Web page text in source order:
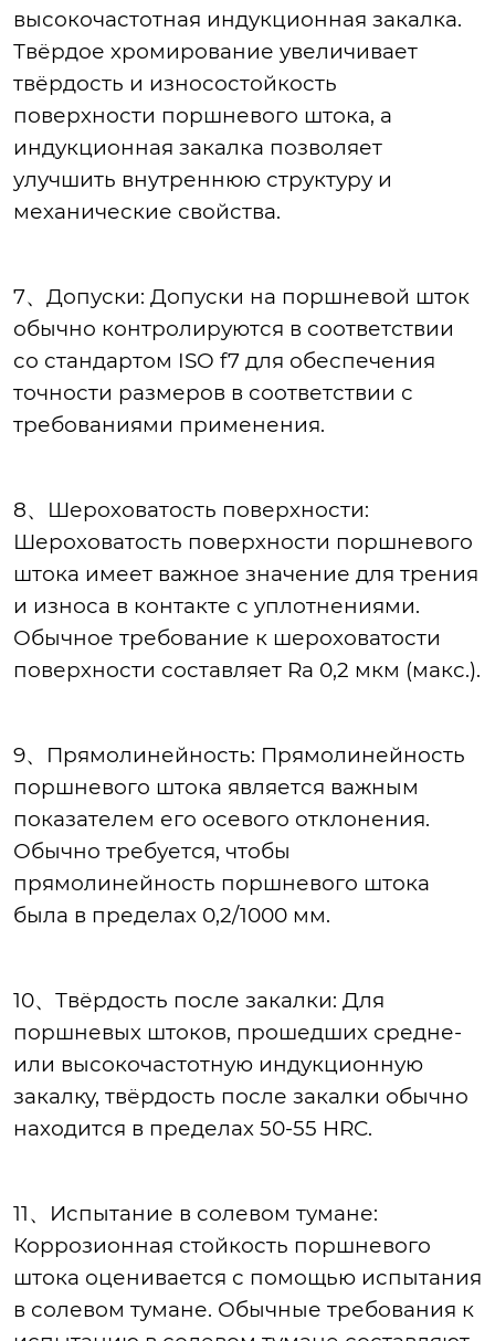
высокочастотная индукционная закалка.
Твёрдое хромирование увеличивает
твёрдость и износостойкость
поверхности поршневого штока, а
индукционная закалка позволяет
улучшить внутреннюю структуру и
механические свойства.
7、Допуски: Допуски на поршневой шток
обычно контролируются в соответствии
со стандартом ISO f7 для обеспечения
точности размеров в соответствии с
требованиями применения.
8、Шероховатость поверхности:
Шероховатость поверхности поршневого
штока имеет важное значение для трения
и износа в контакте с уплотнениями.
Обычное требование к шероховатости
поверхности составляет Ra 0,2 мкм (макс.).
9、Прямолинейность: Прямолинейность
поршневого штока является важным
показателем его осевого отклонения.
Обычно требуется, чтобы
прямолинейность поршневого штока
была в пределах 0,2/1000 мм.
10、Твёрдость после закалки: Для
поршневых штоков, прошедших средне-
или высокочастотную индукционную
закалку, твёрдость после закалки обычно
находится в пределах 50-55 HRC.
11、Испытание в солевом тумане:
Коррозионная стойкость поршневого
штока оценивается с помощью испытания
в солевом тумане. Обычные требования к